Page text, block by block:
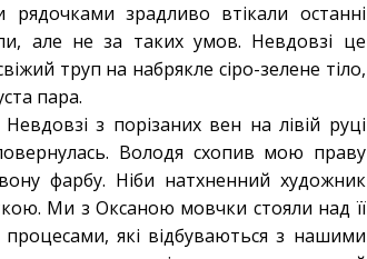
зрадливо втікали останні
але не за таких умов. Невдовзі це
труп на набрякле сіро-зелене тіло,
пара.
з порізаних вен на лівій руці
Володя схопив мою праву
фарбу. Ніби натхненний художник
Ми з Оксаною мовчки стояли над її
які відбуваються з нашими